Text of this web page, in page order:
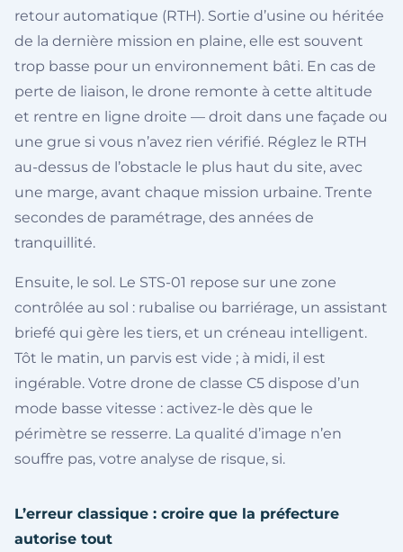
retour automatique (RTH). Sortie d’usine ou héritée
de la dernière mission en plaine, elle est souvent
trop basse pour un environnement bâti. En cas de
perte de liaison, le drone remonte à cette altitude
et rentre en ligne droite — droit dans une façade ou
une grue si vous n’avez rien vérifié. Réglez le RTH
au-dessus de l’obstacle le plus haut du site, avec
une marge, avant chaque mission urbaine. Trente
secondes de paramétrage, des années de
tranquillité.
Ensuite, le sol. Le STS-01 repose sur une zone
contrôlée au sol : rubalise ou barriérage, un assistant
briefé qui gère les tiers, et un créneau intelligent.
Tôt le matin, un parvis est vide ; à midi, il est
ingérable. Votre drone de classe C5 dispose d’un
mode basse vitesse : activez-le dès que le
périmètre se resserre. La qualité d’image n’en
souffre pas, votre analyse de risque, si.
L’erreur classique : croire que la préfecture
autorise tout